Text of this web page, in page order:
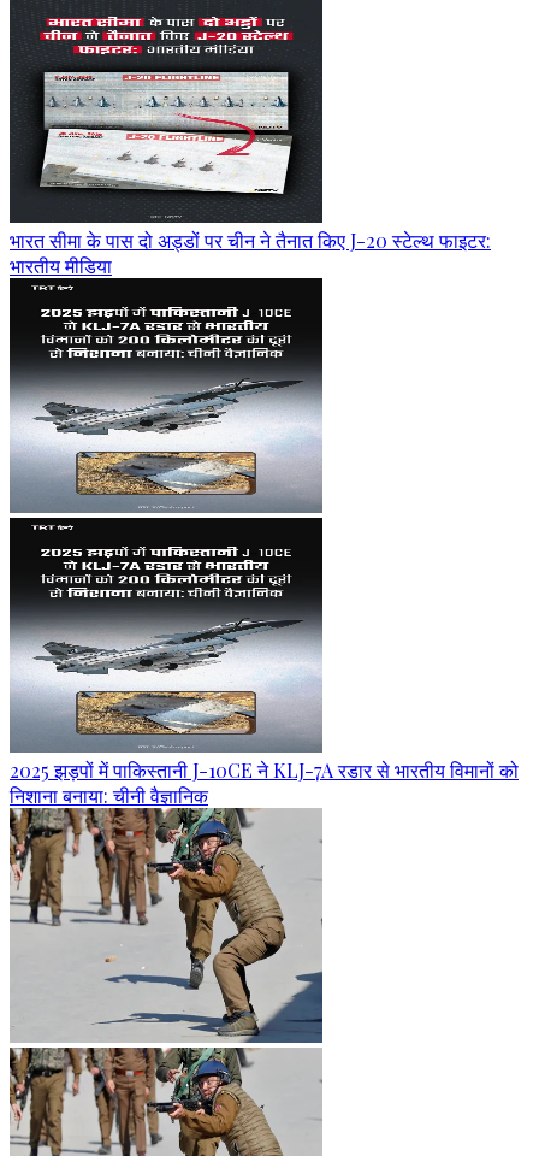
भारत सीमा के पास दो अड्डों पर चीन ने तैनात किए J-20 स्टेल्थ फाइटर:
भारतीय मीडिया
2025 झड़पों में पाकिस्तानी J-10CE ने KLJ-7A रडार से भारतीय विमानों को
निशाना बनाया: चीनी वैज्ञानिक